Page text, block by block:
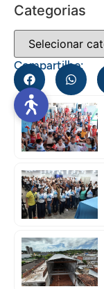
Categorias
Compartilhe: